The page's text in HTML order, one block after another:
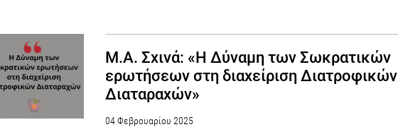
Μ.Α. Σχινά: «Η Δύναμη των Σωκρατικών
ερωτήσεων στη διαχείριση Διατροφικών
Διαταραχών»
04 Φεβρουαρίου 2025